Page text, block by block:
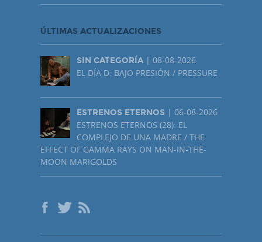
ÚLTIMAS ACTUALIZACIONES
SIN CATEGORÍA | 08-08-2026
EL DÍA D: BAJO PRESIÓN / PRESSURE
ESTRENOS ETERNOS | 06-08-2026
ESTRENOS ETERNOS (28): EL
COMPLEJO DE UNA MADRE / THE
EFFECT OF GAMMA RAYS ON MAN-IN-THE-
MOON MARIGOLDS